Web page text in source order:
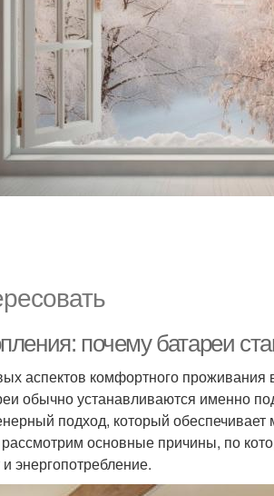
почему батареи
аспектов комфортного
обычно устанавливаются именно
подход, который
основные причины, по
энергопотребление.